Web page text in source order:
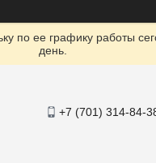
по ее графику работы
день.
+7 (701) 314-84-